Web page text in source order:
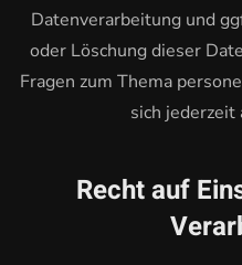
Datenverarbeitung und
oder Löschung dieser
Fragen zum Thema
sich jederzeit
Recht auf